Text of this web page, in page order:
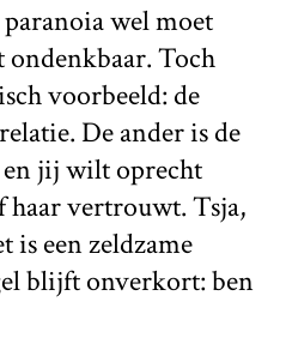
wel moet
ondenkbaar. Toch
voorbeeld: de
De ander is de
jij wilt oprecht
haar vertrouwt. Tsja,
is een zeldzame
blijft onverkort: ben